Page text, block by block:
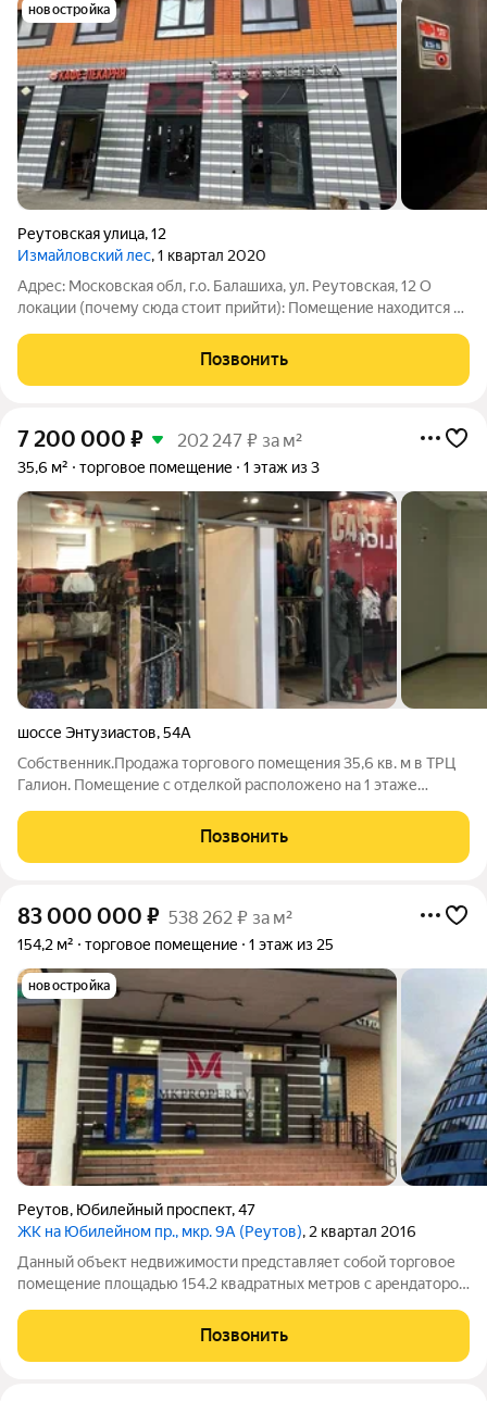
новостройка
Реутовская улица,12
Измайловский лес, 1 квартал 2020
Адрес: Московская обл, г.о. Балашиха, ул. Реутовская, 12 О
локации (почему сюда стоит прийти): Помещение находится в
Высокий пешеходный и автомобильный трафик. Рядом жилые
комплексы, остановки.
Позвонить
7 200 000 ₽ 202 247 ₽ за м²
35,6 м² торговое помещение 1 этаж из 3
шоссе Энтузиастов,54А
Собственник.Продажа торгового помещения 35,6 кв. м в ТРЦ
Галион. Помещение с отделкой расположено на 1 этаже
арендаторами. ТРЦ расположен на первой линии ш.
Энтузиастов в крупном жилом массиве,
Позвонить
83 000 000 ₽ 538 262 ₽ за м²
154,2 м² торговое помещение 1 этаж из 25
новостройка
Реутов, Юбилейный проспект,47
ЖК на Юбилейном пр., мкр. 9А (Реутов), 2 квартал 2016
Данный объект недвижимости представляет собой торговое
помещение площадью 154.2 квадратных метров с арендатором
Площадь: 154.2 м - Тип объекта: торговое помещение на 1
этаже во
Позвонить